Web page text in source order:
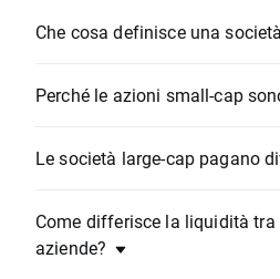
Che cosa definisce una
Perché le azioni small-cap
Le società large-cap pagano
Come differisce la liquidità tra
aziende?